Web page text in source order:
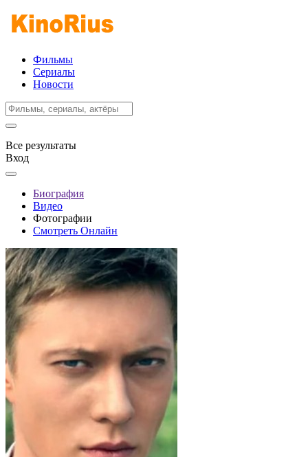
Фильмы
Сериалы
Новости
Все результаты
Вход
Биография
Видео
Фотографии
Смотреть Онлайн